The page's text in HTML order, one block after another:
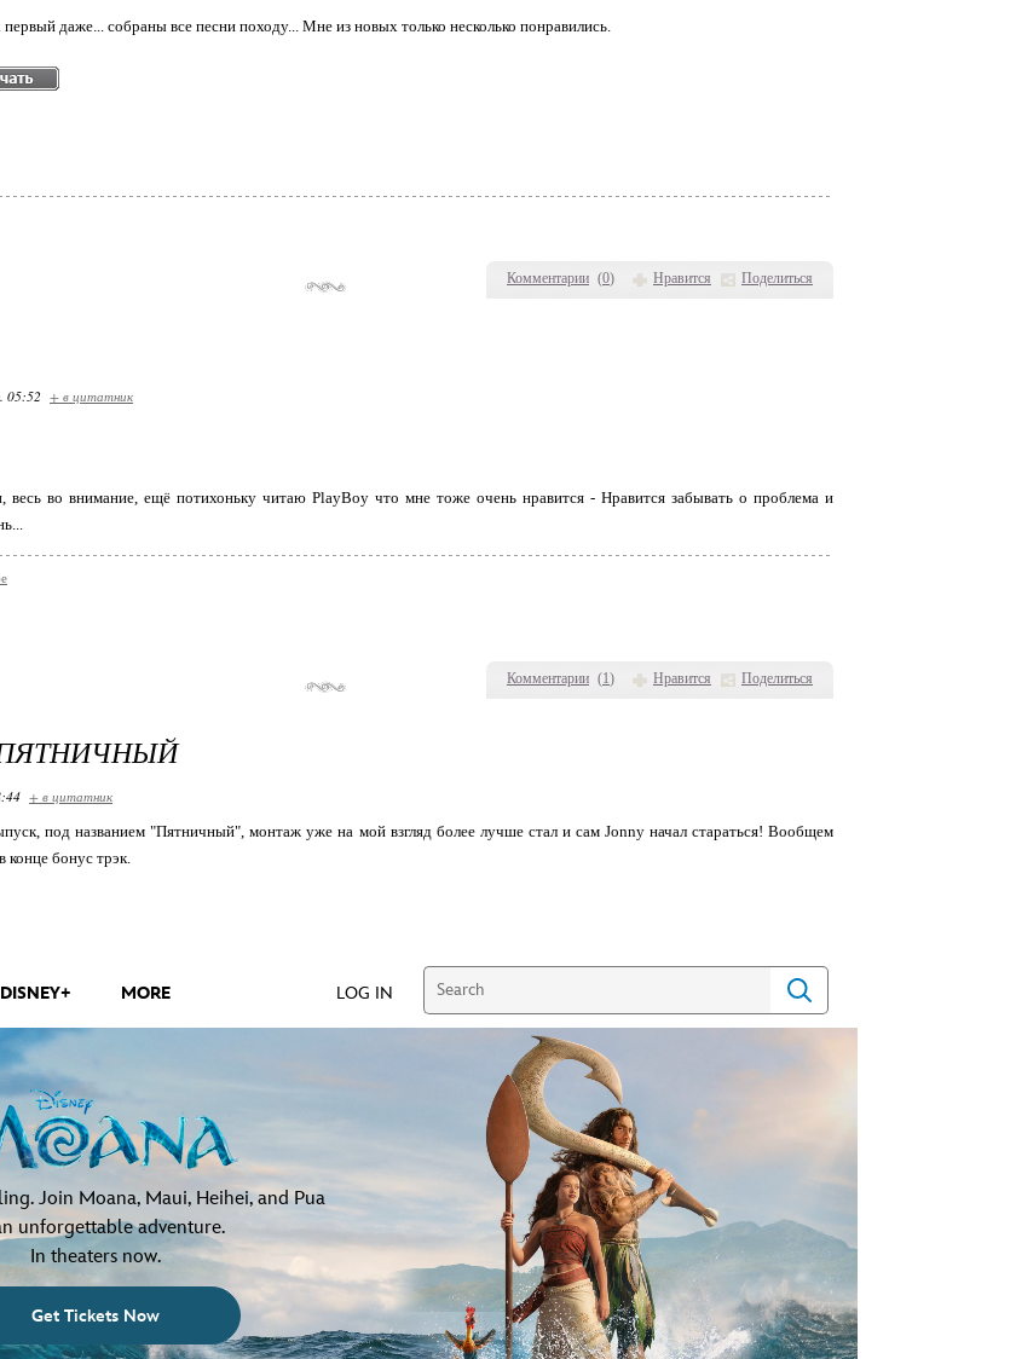
Комментарии (0) Нравится Поделиться
даже... собраны все песни походу... Мне из новых только несколько понравились.
Комментарии (1) Нравится Поделиться
05:52 + в цитатник
во внимание, ещё потихоньку читаю PlayBoy что мне тоже очень нравится - Нравится забывать о проблема и
ПЯТНИЧНЫЙ
+ в цитатник
под названием "Пятничный", монтаж уже на мой взгляд более лучше стал и сам Jonny начал стараться! Вообщем
конце бонус трэк.